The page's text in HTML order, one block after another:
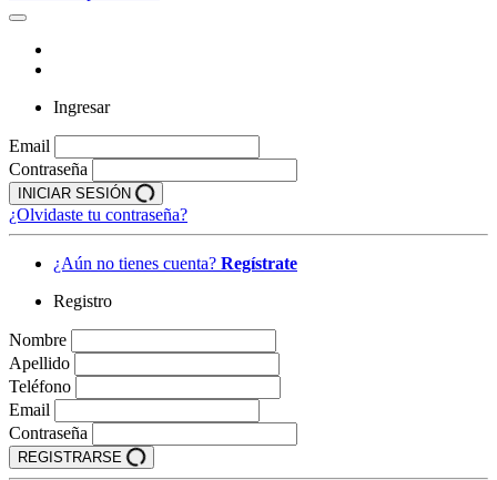
Ingresar
Email
Contraseña
INICIAR SESIÓN
¿Olvidaste tu contraseña?
¿Aún no tienes cuenta? Regístrate
Registro
Nombre
Apellido
Teléfono
Email
Contraseña
REGISTRARSE